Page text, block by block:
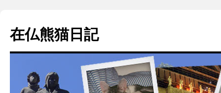
在仏熊猫日記